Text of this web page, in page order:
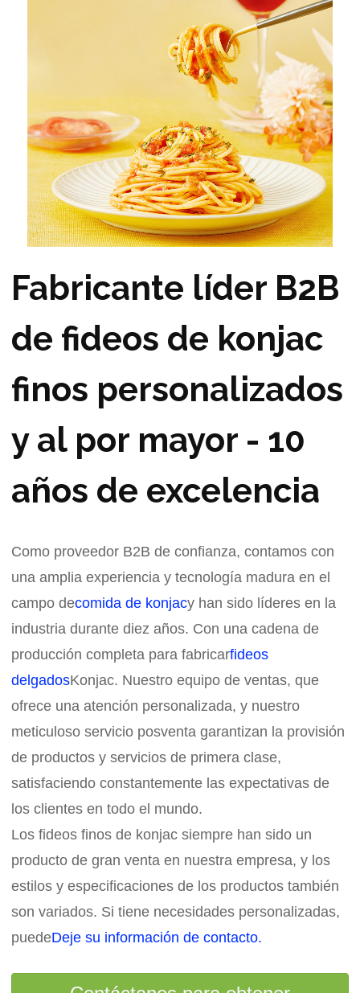
Fabricante líder B2B
de fideos de konjac
finos personalizados
y al por mayor - 10
años de excelencia
Como proveedor B2B de confianza, contamos con
una amplia experiencia y tecnología madura en el
campo decomida de konjacy han sido líderes en la
industria durante diez años. Con una cadena de
producción completa para fabricarfideos
delgadosKonjac. Nuestro equipo de ventas, que
ofrece una atención personalizada, y nuestro
meticuloso servicio posventa garantizan la provisión
de productos y servicios de primera clase,
satisfaciendo constantemente las expectativas de
los clientes en todo el mundo.
Los fideos finos de konjac siempre han sido un
producto de gran venta en nuestra empresa, y los
estilos y especificaciones de los productos también
son variados. Si tiene necesidades personalizadas,
puedeDeje su información de contacto.